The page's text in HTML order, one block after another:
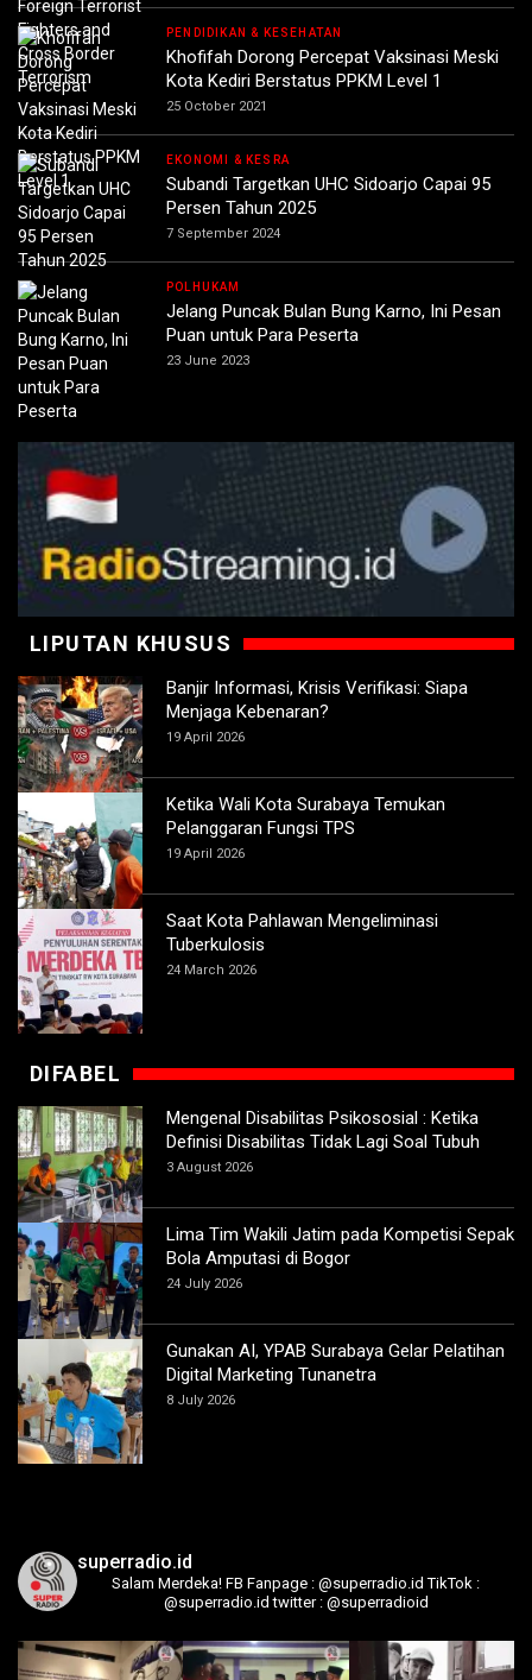
PENDIDIKAN & KESEHATAN
Khofifah Dorong Percepat Vaksinasi Meski
Kota Kediri Berstatus PPKM Level 1
25 October 2021
EKONOMI & KESRA
Subandi Targetkan UHC Sidoarjo Capai 95
Persen Tahun 2025
7 September 2024
POLHUKAM
Jelang Puncak Bulan Bung Karno, Ini Pesan
Puan untuk Para Peserta
23 June 2023
LIPUTAN KHUSUS
Banjir Informasi, Krisis Verifikasi: Siapa
Menjaga Kebenaran?
19 April 2026
Ketika Wali Kota Surabaya Temukan
Pelanggaran Fungsi TPS
19 April 2026
Saat Kota Pahlawan Mengeliminasi
Tuberkulosis
24 March 2026
DIFABEL
Mengenal Disabilitas Psikososial : Ketika
Definisi Disabilitas Tidak Lagi Soal Tubuh
3 August 2026
Lima Tim Wakili Jatim pada Kompetisi Sepak
Bola Amputasi di Bogor
24 July 2026
Gunakan AI, YPAB Surabaya Gelar Pelatihan
Digital Marketing Tunanetra
8 July 2026
superradio.id
Salam Merdeka! FB Fanpage : @superradio.id TikTok :
@superradio.id twitter : @superradioid